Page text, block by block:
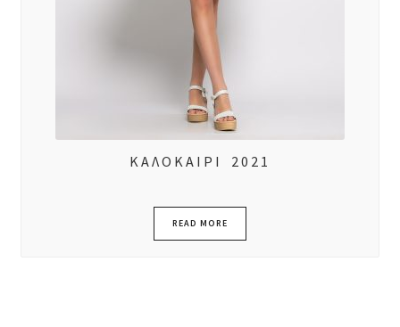
ΚΑΛΟΚΑΙΡΙ 2021
READ MORE